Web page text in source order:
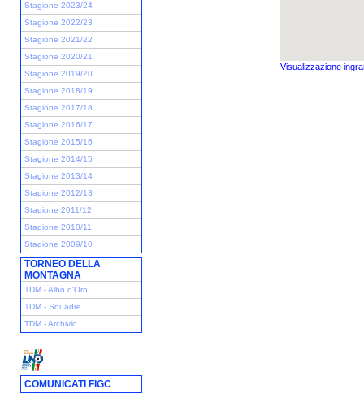
Stagione 2023/24
Stagione 2022/23
Stagione 2021/22
Stagione 2020/21
Stagione 2019/20
Stagione 2018/19
Stagione 2017/18
Stagione 2016/17
Stagione 2015/16
Stagione 2014/15
Stagione 2013/14
Stagione 2012/13
Stagione 2011/12
Stagione 2010/11
Stagione 2009/10
TORNEO DELLA
MONTAGNA
TDM - Albo d'Oro
TDM - Squadre
TDM - Archivio
COMUNICATI FIGC
Visualizzazione